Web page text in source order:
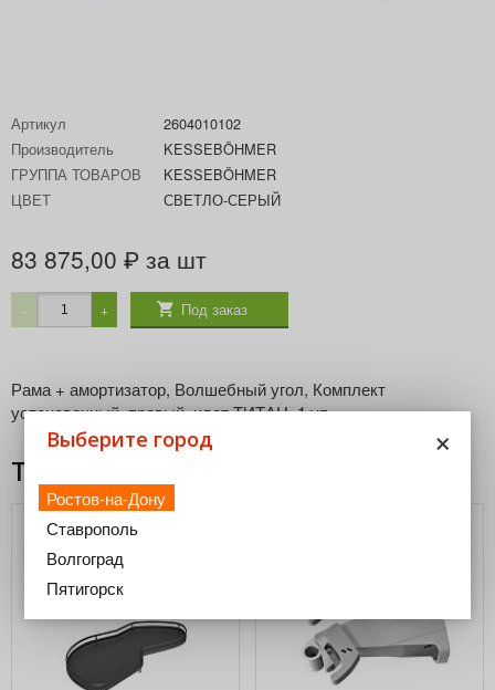
Артикул
2604010102
Производитель
KESSEBÖHMER
ГРУППА ТОВАРОВ
KESSEBÖHMER
ЦВЕТ
СВЕТЛО-СЕРЫЙ
83 875,00 ₽ за шт
− + Под заказ
Рама + амортизатор, Волшебный угол, Комплект
установочный, правый, цвет ТИТАН, 1 уп.
Товары из этой категории
×
Выберите город
Ростов-на-Дону
Ставрополь
Волгоград
Пятигорск